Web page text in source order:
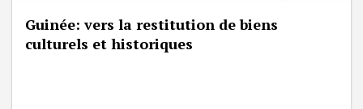
Guinée: vers la restitution de biens
culturels et historiques